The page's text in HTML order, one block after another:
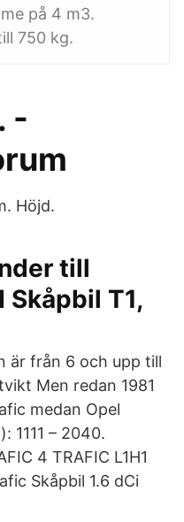
på 4 m3.
750 kg.
-
Höjd.
till
Skåpbil T1,
är från 6 och upp till
Men redan 1981
medan Opel
1111 – 2040.
4 TRAFIC L1H1
Skåpbil 1.6 dCi